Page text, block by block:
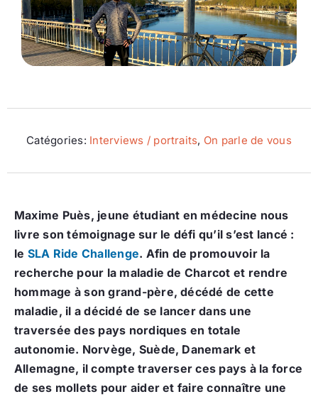
Ecologie
Catégories: Interviews / portraits, On parle de vous
Maxime Puès, jeune étudiant en médecine nous
livre son témoignage sur le défi qu’il s’est lancé :
le SLA Ride Challenge. Afin de promouvoir la
recherche pour la maladie de Charcot et rendre
hommage à son grand-père, décédé de cette
maladie, il a décidé de se lancer dans une
traversée des pays nordiques en totale
autonomie. Norvège, Suède, Danemark et
Allemagne, il compte traverser ces pays à la force
de ses mollets pour aider et faire connaître une